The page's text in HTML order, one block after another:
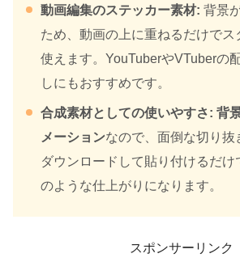
動画編集のステッカー素材: 背景
ため、動画の上に重ねるだけでス
使えます。YouTuberやVTuberの
しにもおすすめです。
合成素材としての使いやすさ: 背
メーションなので、面倒な切り抜
ダウンロードして貼り付けるだけ
のような仕上がりになります。
スポンサーリンク